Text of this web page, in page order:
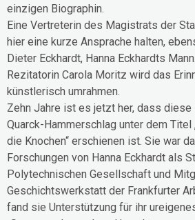
einzigen Biographin.
Eine Vertreterin des Magistrats der
hier eine kurze Ansprache halten,
Dieter Eckhardt, Hanna Eckhardts
Rezitatorin Carola Moritz wird das
künstlerisch umrahmen.
Zehn Jahre ist es jetzt her, dass
Quarck-Hammerschlag unter dem Titel
die Knochen“ erschienen ist. Sie war
Forschungen von Hanna Eckhardt als
Polytechnischen Gesellschaft und
Geschichtswerkstatt der Frankfurter
fand sie Unterstützung für ihr